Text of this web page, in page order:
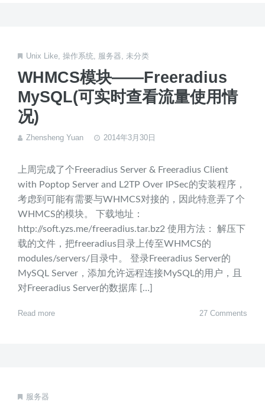
Unix Like 操作系统 服务器 未分类
WHMCS模块——Freeradius
MySQL(可实时查看流量使用情
况)
Zhensheng Yuan 2014年3月30日
上周完成了个Freeradius Server & Freeradius Client
with Poptop Server and L2TP Over IPSec的安装程序，
考虑到可能有需要与WHMCS对接的，因此特意弄了个
WHMCS的模块。 下载地址：
http://soft.yzs.me/freeradius.tar.bz2 使用方法： 解压下
载的文件，把freeradius目录上传至WHMCS的
modules/servers/目录中。 登录Freeradius Server的
MySQL Server，添加允许远程连接MySQL的用户，且
对Freeradius Server的数据库 […]
Read more 27 Comments
服务器